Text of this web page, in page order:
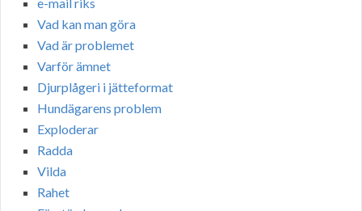
Vad kan man göra
Vad är problemet
Varför ämnet
Djurplågeri i jätteformat
Hundägarens problem
Exploderar
Radda
Vilda
Rahet